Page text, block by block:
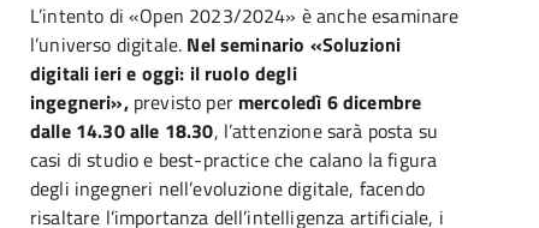
L’intento di «Open 2023/2024» è anche esaminare
l’universo digitale. Nel seminario «Soluzioni
digitali ieri e oggi: il ruolo degli
ingegneri»,previsto per mercoledì 6 dicembre
dalle 14.30 alle 18.30, l’attenzione sarà posta su
casi di studio e best-practice che calano la figura
degli ingegneri nell’evoluzione digitale, facendo
risaltare l’importanza dell’intelligenza artificiale, i